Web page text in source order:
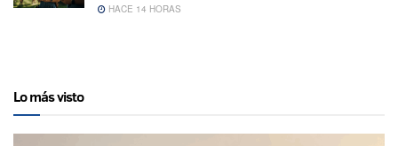
HACE 14 HORAS
Lo más visto